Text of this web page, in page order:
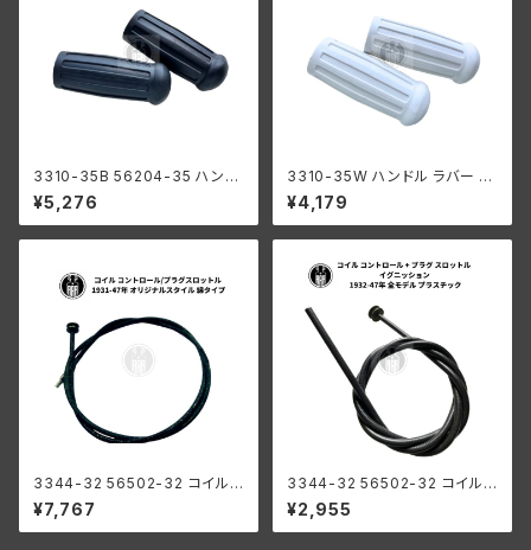
3310-35B 56204-35 ハンド
ルグリップ ラバー ペア ブラック
黒色 1935-1947年モデル ハー
レーダビッドソン ナックル UL
¥5,276
3310-35W ハンドル ラバー グ
リップ ペア 白 ホワイト 1935-1
947年 モデル用 ハーレーダビ
ッドソン ナックル UL WL
¥4,179
3344-32 56502-32 コイル
コントロール + プラグ オリジナ
ルスタイル ハーレーダビッドソ
ン 1931-47年 綿織物
¥7,767
3344-32 56502-32 コイル
コントロール + プラグ スロット
ル イグニッション ハーレーダビ
ッドソン 1932-47年 全モデル
¥2,955